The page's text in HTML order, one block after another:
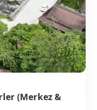
(Merkez &